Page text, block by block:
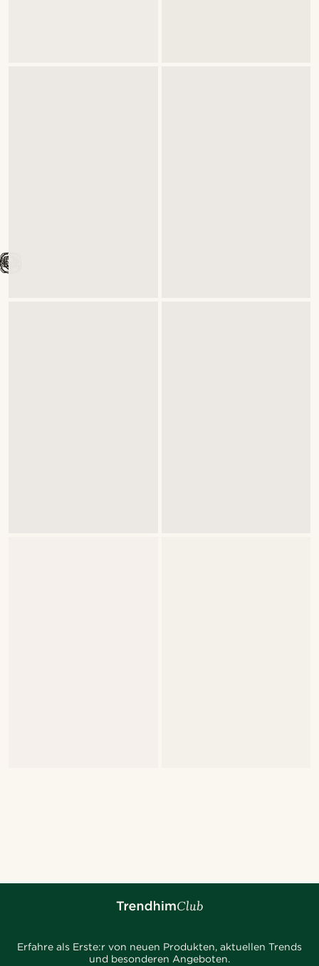
Erfahre als Erste:r von neuen Produkten, aktuellen Trends
und besonderen Angeboten.